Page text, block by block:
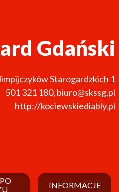
Gdański
Starogardzkich 1
501 321 180, biuro@skssg.pl
http://kociewskiediably.pl
INFORMACJE